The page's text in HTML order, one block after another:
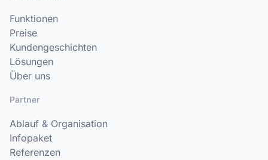
Funktionen
Preise
Kundengeschichten
Lösungen
Über uns
Partner
Ablauf & Organisation
Infopaket
Referenzen